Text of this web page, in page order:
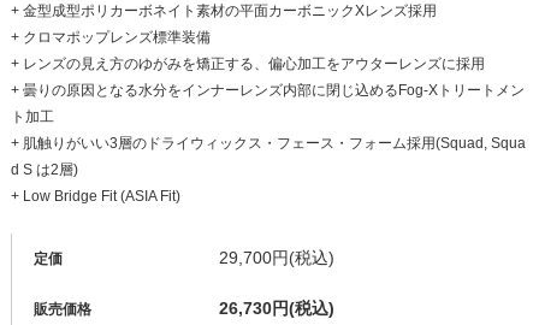
+ 金型成型ポリカーボネイト素材の平面カーボニックXレンズ採用
+ クロマポップレンズ標準装備
+ レンズの見え方のゆがみを矯正する、偏心加工をアウターレンズに採用
+ 曇りの原因となる水分をインナーレンズ内部に閉じ込めるFog-Xトリートメン
ト加工
+ 肌触りがいい3層のドライウィックス・フェース・フォーム採用(Squad, Squa
d S は2層)
+ Low Bridge Fit (ASIA Fit)
定価 29,700円(税込)
販売価格 26,730円(税込)